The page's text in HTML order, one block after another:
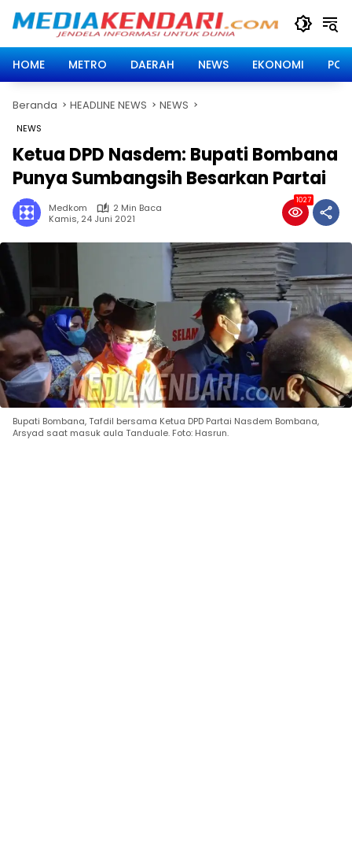
HOME
METRO DAERAH NEWS EKONOMI
Beranda HEADLINE NEWS NEWS
NEWS
Ketua DPD Nasdem: Bupati Bombana
Punya Sumbangsih Besarkan Partai
Medkom
2 Min Baca
Kamis, 24 Juni 2021
1027
Bupati Bombana, Tafdil bersama Ketua DPD Partai Nasdem Bombana,
Arsyad saat masuk aula Tanduale. Foto: Hasrun.